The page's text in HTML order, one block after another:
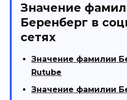
Значение
Беренберг в
сетях
Значение фамилии
Rutube
Значение фамилии